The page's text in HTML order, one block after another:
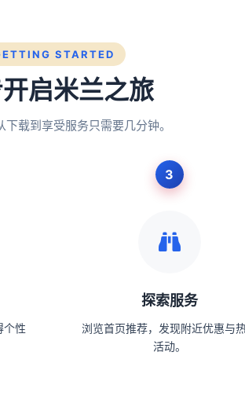
STARTED
启米兰之旅
下载到享受服务只需要几分钟。
个性
探索服务
浏览首页推荐，发现附近优惠与
活动。